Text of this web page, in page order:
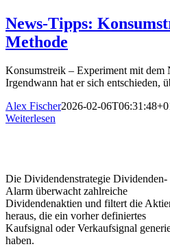
News-Tipps:
Methode
Konsumstreik – Experiment mit dem
Irgendwann hat er sich entschieden,
Alex Fischer2026-02-
Weiterlesen
Die Dividendenstrategie Dividenden-
Alarm überwacht zahlreiche
Dividendenaktien und filtert die
heraus, die ein vorher definiertes
Kaufsignal oder Verkaufsignal
haben.